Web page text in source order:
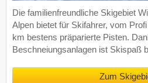
Die familienfreundliche Skigebiet
Alpen bietet für Skifahrer, vom
km bestens präparierte Pisten.
Beschneiungsanlagen ist Skispaß
Zum